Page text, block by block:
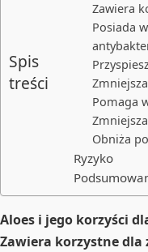
Spis
treści
Zawiera
Posiada
Pomaga
Obniża
Ryzyko
Aloes i jego korzyści
Zawiera korzystne